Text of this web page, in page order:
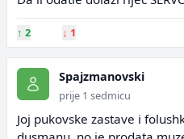
↑ 2 ↓ 1
Spajzmanovski
prije 1 sedmicu
Joj pukovske zastave i